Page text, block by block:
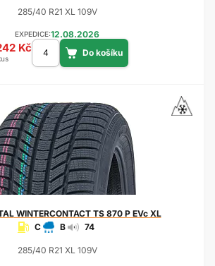
285/40 R21 XL 109V
EXPEDICE:12.08.2026
Kč
WINTERCONTACT TS 870 P EVc XL
C
B 74
285/40 R21 XL 109V